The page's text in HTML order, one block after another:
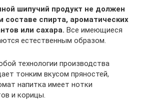
шипучий продукт не должен
составе спирта, ароматических
или сахара. Все имеющиеся
естественным образом.
технологии производства
тонким вкусом пряностей,
напитка имеет нотки
и корицы.